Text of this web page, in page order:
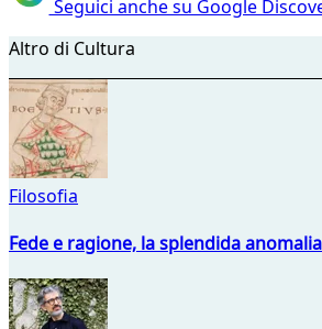
Seguici anche su Google
Altro di Cultura
Filosofia
Fede e ragione, la splendida